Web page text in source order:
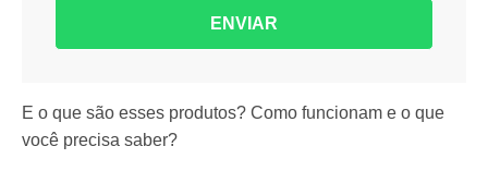
ENVIAR
E o que são esses produtos? Como funcionam e o que
você precisa saber?